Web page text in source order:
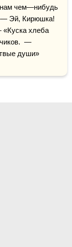
чем—нибудь
— Эй, Кирюшка!
«Куска хлеба
—
души»